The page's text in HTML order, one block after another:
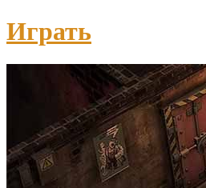
Играть